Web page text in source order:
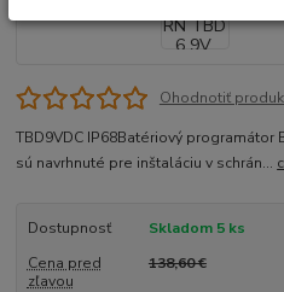
Ohodnotiť
TBD9VDC IP68Batériový programátor
sú navrhnuté pre inštaláciu v schrán...
Dostupnosť
Skladom 5 ks
Cena pred
zľavou
138,60 €